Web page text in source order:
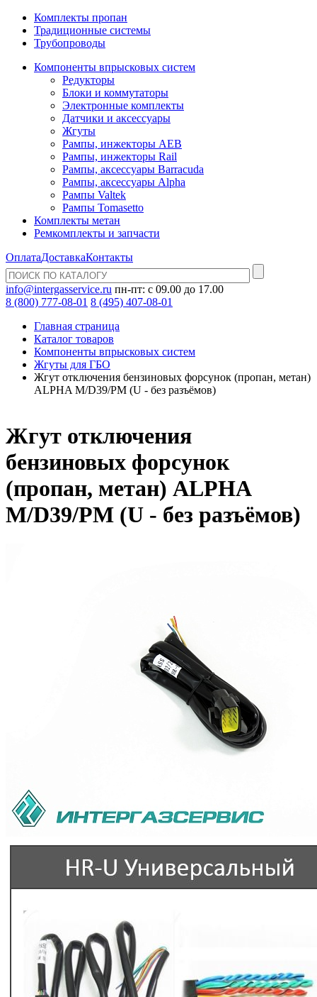
Комплекты пропан
Традиционные системы
Трубопроводы
Компоненты впрысковых систем
Редукторы
Блоки и коммутаторы
Электронные комплекты
Датчики и аксессуары
Жгуты
Рампы, инжекторы AEB
Рампы, инжекторы Rail
Рампы, аксессуары Barracuda
Рампы, аксессуары Alpha
Рампы Valtek
Рампы Tomasetto
Комплекты метан
Ремкомплекты и запчасти
ОплатаДоставкаКонтакты
info@intergasservice.ru пн-пт: с 09.00 до 17.00
8 (800) 777-08-01 8 (495) 407-08-01
Главная страница
Каталог товаров
Компоненты впрысковых систем
Жгуты для ГБО
Жгут отключения бензиновых форсунок (пропан, метан)
ALPHA M/D39/PM (U - без разъёмов)
Жгут отключения
бензиновых форсунок
(пропан, метан) ALPHA
M/D39/PM (U - без разъёмов)